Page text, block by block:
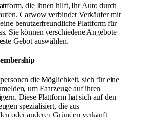
die Ihnen hilft, Ihr Auto durch
Carwow verbindet Verkäufer mit
benutzerfreundliche Plattform für
Sie können verschiedene Angebote
Gebot auswählen.
die Möglichkeit, sich für eine
um Fahrzeuge auf ihren
Diese Plattform hat sich auf den
spezialisiert, die aus
oder anderen Gründen verkauft